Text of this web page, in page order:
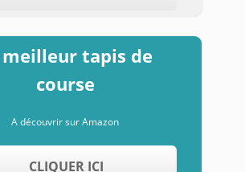
meilleur tapis de
course
A découvrir sur Amazon
CLIQUER ICI